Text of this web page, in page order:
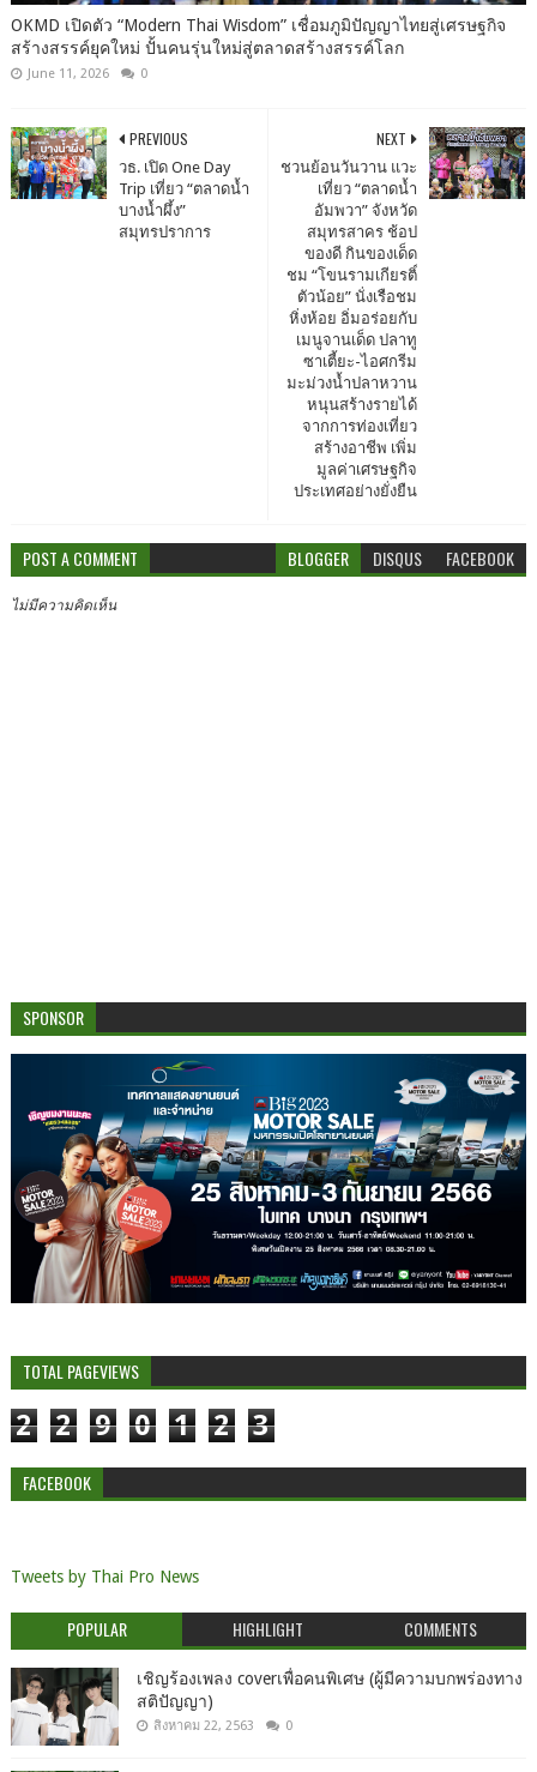
OKMD เปิดตัว “Modern Thai Wisdom” เชื่อมภูมิปัญญาไทยสู่เศรษฐกิจ
สร้างสรรค์ยุคใหม่ ปั้นคนรุ่นใหม่สู่ตลาดสร้างสรรค์โลก
June 11, 2026 0
NEXT
ชวนย้อนวันวาน แวะ
เที่ยว “ตลาดน้ำ
อัมพวา” จังหวัด
สมุทรสาคร ช้อป
ของดี กินของเด็ด
ชม “โขนรามเกียรติ์
ตัวน้อย” นั่งเรือชม
หิ่งห้อย อิ่มอร่อยกับ
เมนูจานเด็ด ปลาทู
ซาเตี้ยะ-ไอศกรีม
มะม่วงน้ำปลาหวาน
หนุนสร้างรายได้
จากการท่องเที่ยว
สร้างอาชีพ เพิ่ม
มูลค่าเศรษฐกิจ
ประเทศอย่างยั่งยืน
PREVIOUS
วธ. เปิด One Day
Trip เที่ยว “ตลาดน้ำ
บางน้ำผึ้ง”
สมุทรปราการ
POST A COMMENT BLOGGER DISQUS FACEBOOK
ไม่มีความคิดเห็น
SPONSOR
TOTAL PAGEVIEWS
2 2 9 0 1 2 3
FACEBOOK
Tweets by Thai Pro News
POPULAR HIGHLIGHT COMMENTS
เชิญร้องเพลง coverเพื่อคนพิเศษ (ผู้มีความบกพร่องทาง
สติปัญญา)
สิงหาคม 22, 2563 0